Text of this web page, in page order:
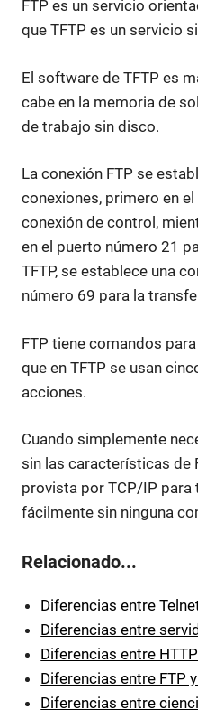
FTP es un servicio
que TFTP es un servicio
El software de TFTP es
cabe en la memoria de
de trabajo sin disco.
La conexión FTP se
conexiones, primero en
conexión de control,
en el puerto número 21
TFTP, se establece una
número 69 para la
FTP tiene comandos
que en TFTP se usan
acciones.
Cuando simplemente
sin las características de
provista por TCP/IP para
fácilmente sin ninguna
Relacionado...
Diferencias entre
Diferencias entre
Diferencias entre
Diferencias entre FTP
Diferencias entre